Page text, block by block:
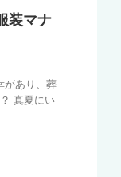
装マナ
があり、葬
真夏にい